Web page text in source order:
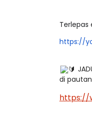
Terlepas
https://
di
https://
8 hari yang lalu